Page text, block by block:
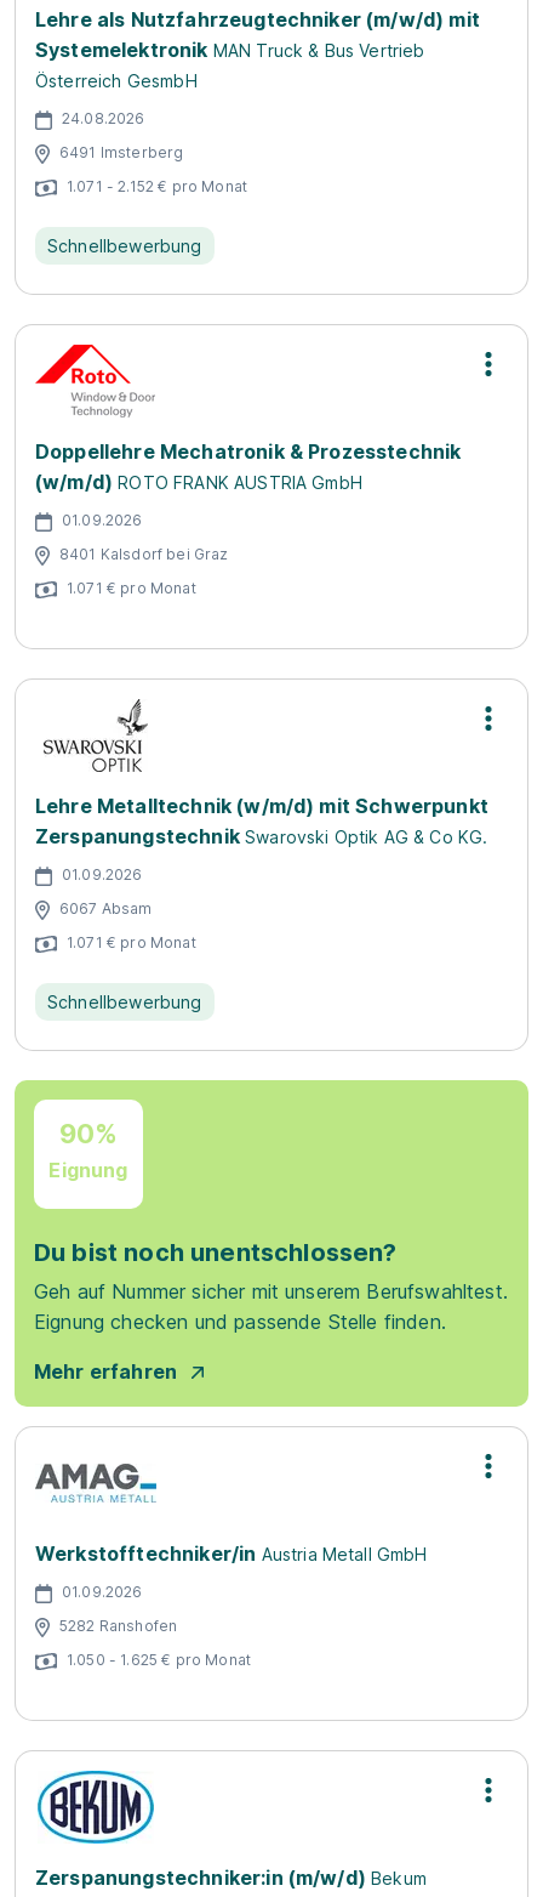
Lehre als Nutzfahrzeugtechniker (m/w/d) mit
Systemelektronik MAN Truck & Bus Vertrieb
Österreich GesmbH
24.08.2026
6491 Imsterberg
1.071 - 2.152 € pro Monat
Schnellbewerbung
Doppellehre Mechatronik & Prozesstechnik
(w/m/d) ROTO FRANK AUSTRIA GmbH
01.09.2026
8401 Kalsdorf bei Graz
1.071 € pro Monat
Lehre Metalltechnik (w/m/d) mit Schwerpunkt
Zerspanungstechnik Swarovski Optik AG & Co KG.
01.09.2026
6067 Absam
1.071 € pro Monat
Schnellbewerbung
90%
Eignung
Du bist noch unentschlossen?
Geh auf Nummer sicher mit unserem Berufswahltest.
Eignung checken und passende Stelle finden.
Mehr erfahren
Werkstofftechniker/in Austria Metall GmbH
01.09.2026
5282 Ranshofen
1.050 - 1.625 € pro Monat
Zerspanungstechniker:in (m/w/d) Bekum